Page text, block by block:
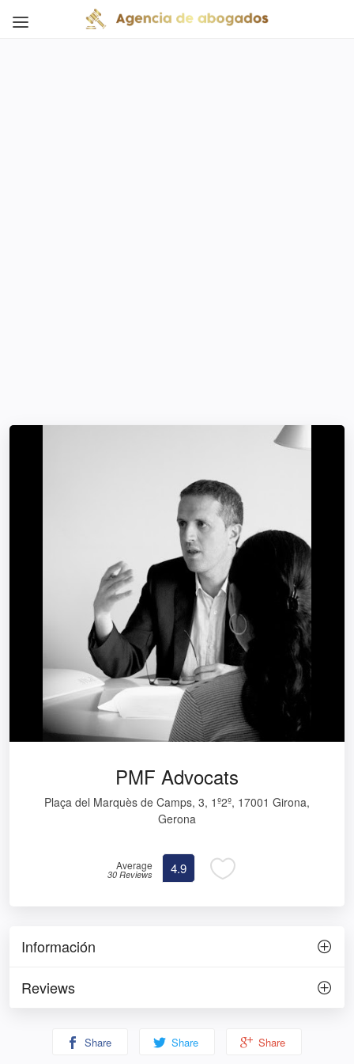
PMF Advocats
Plaça del Marquès de Camps, 3, 1º2º, 17001 Girona,
Gerona
Average
30 Reviews 4.9
Información
Reviews
Share Share Share